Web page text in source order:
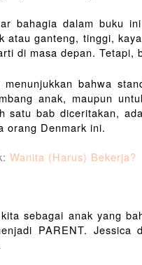
bahagia dalam buku
atau ganteng, tinggi,
di masa depan. Tetapi,
bahwa
anak, maupun
satu bab diceritakan,
orang Denmark ini.
Wanita (Harus) Bekerja?
sebagai anak yang
PARENT.